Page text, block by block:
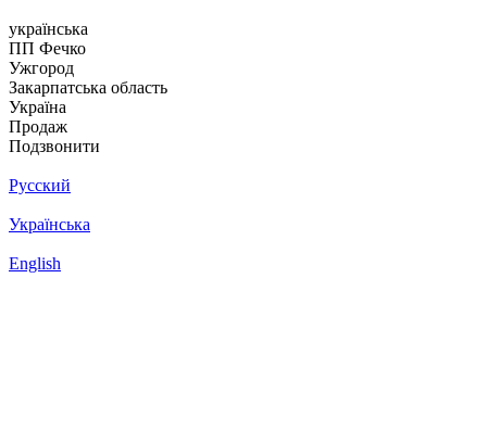
українська
ПП Фечко
Ужгород
Закарпатська область
Україна
Продаж
Подзвонити
Русский
Українська
English